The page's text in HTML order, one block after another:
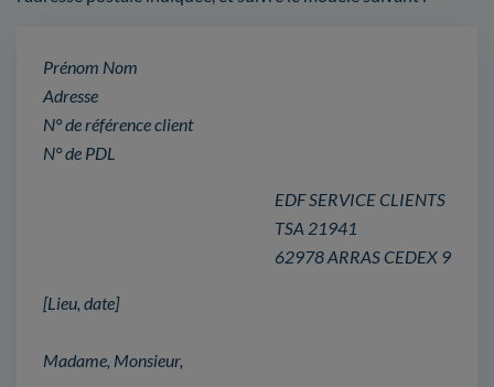
Prénom Nom
Adresse
N° de référence client
N° de PDL
EDF SERVICE CLIENTS
TSA 21941
62978 ARRAS CEDEX 9
[Lieu, date]
Madame, Monsieur,